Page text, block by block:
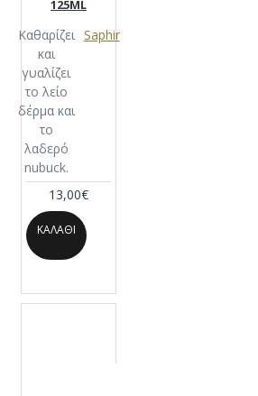
125ML
Kαθαρίζει
και
γυαλίζει
το λείο
δέρμα και
το
λαδερό
nubuck.
Saphir
13,00€
ΚΑΛΆΘΙ